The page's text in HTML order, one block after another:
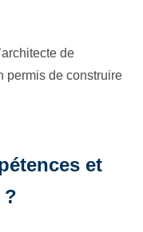
de
permis de construire
et
?